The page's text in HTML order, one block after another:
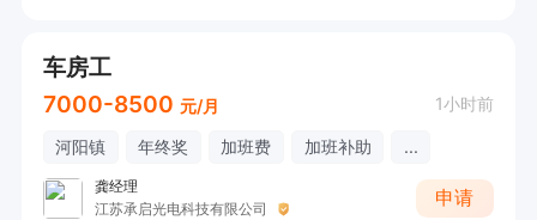
车房工
7000-8500 元/月 1小时前
河阳镇 年终奖 加班费 加班补助 ...
龚经理
江苏承启光电科技有限公司
申请